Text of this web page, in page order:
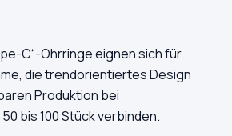
C“-Ohrringe eignen sich für
die trendorientiertes Design
Produktion bei
bis 100 Stück verbinden.